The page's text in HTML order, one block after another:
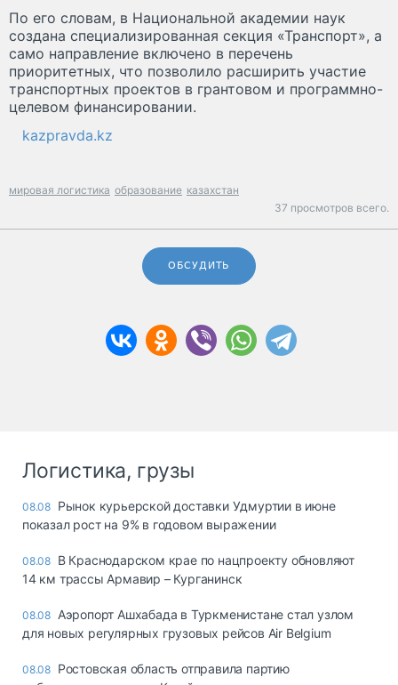
По его словам, в Национальной академии наук
создана специализированная секция «Транспорт», а
само направление включено в перечень
приоритетных, что позволило расширить участие
транспортных проектов в грантовом и программно-
целевом финансировании.
kazpravda.kz
мировая логистика образование казахстан
37 просмотров всего.
ОБСУДИТЬ
Логистика, грузы
08.08 Рынок курьерской доставки Удмуртии в июне
показал рост на 9% в годовом выражении
08.08 В Краснодарском крае по нацпроекту обновляют
14 км трассы Армавир – Курганинск
08.08 Аэропорт Ашхабада в Туркменистане стал узлом
для новых регулярных грузовых рейсов Air Belgium
08.08 Ростовская область отправила партию